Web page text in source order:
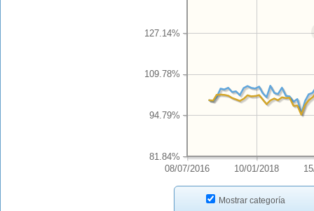
08/07/2016 10/01/2018
81.84%
94.79%
109.78%
127.14%
Mostrar categoría